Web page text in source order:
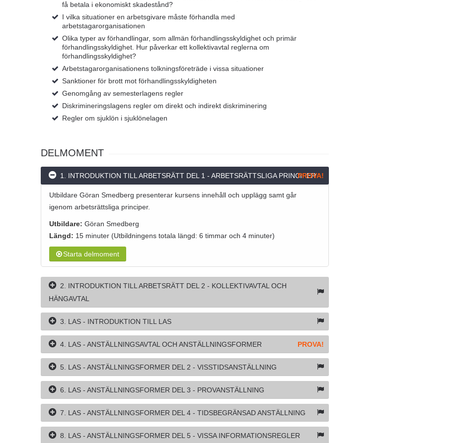
få betala i ekonomiskt skadestånd?
I vilka situationer en arbetsgivare måste förhandla med
arbetstagarorganisationen
Olika typer av förhandlingar, som allmän förhandlingsskyldighet och primär
förhandlingsskyldighet. Hur påverkar ett kollektivavtal reglerna om
förhandlingsskyldighet?
Arbetstagarorganisationens tolkningsföreträde i vissa situationer
Sanktioner för brott mot förhandlingsskyldigheten
Genomgång av semesterlagens regler
Diskrimineringslagens regler om direkt och indirekt diskriminering
Regler om sjuklön i sjuklönelagen
DELMOMENT
1. INTRODUKTION TILL ARBETSRÄTT DEL 1 - ARBETSRÄTTSLIGA PRINCIPER
PROVA!
Utbildare Göran Smedberg presenterar kursens innehåll och upplägg samt går
igenom arbetsrättsliga principer.
Utbildare: Göran Smedberg
Längd: 15 minuter (Utbildningens totala längd: 6 timmar och 4 minuter)
Starta delmoment
2. INTRODUKTION TILL ARBETSRÄTT DEL 2 - KOLLEKTIVAVTAL OCH
HÄNGAVTAL
3. LAS - INTRODUKTION TILL LAS
4. LAS - ANSTÄLLNINGSAVTAL OCH ANSTÄLLNINGSFORMER PROVA!
5. LAS - ANSTÄLLNINGSFORMER DEL 2 - VISSTIDSANSTÄLLNING
6. LAS - ANSTÄLLNINGSFORMER DEL 3 - PROVANSTÄLLNING
7. LAS - ANSTÄLLNINGSFORMER DEL 4 - TIDSBEGRÄNSAD ANSTÄLLNING
8. LAS - ANSTÄLLNINGSFORMER DEL 5 - VISSA INFORMATIONSREGLER